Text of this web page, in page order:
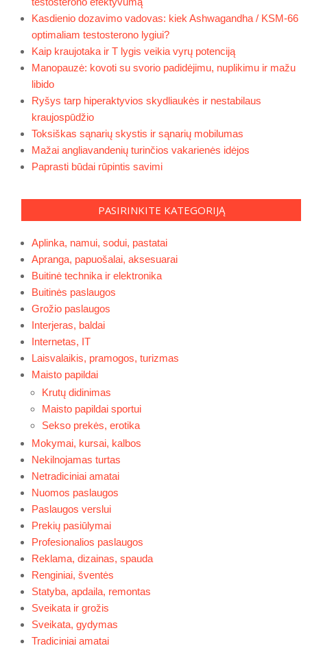
Kasdienio dozavimo vadovas: kiek Ashwagandha / KSM-66
optimaliam testosterono lygiui?
Kaip kraujotaka ir T lygis veikia vyrų potenciją
Manopauzė: kovoti su svorio padidėjimu, nuplikimu ir mažu
libido
Ryšys tarp hiperaktyvios skydliaukės ir nestabilaus
kraujospūdžio
Toksiškas sąnarių skystis ir sąnarių mobilumas
Mažai angliavandenių turinčios vakarienės idėjos
Paprasti būdai rūpintis savimi
PASIRINKITE KATEGORIJĄ
Aplinka, namui, sodui, pastatai
Apranga, papuošalai, aksesuarai
Buitinė technika ir elektronika
Buitinės paslaugos
Grožio paslaugos
Interjeras, baldai
Internetas, IT
Laisvalaikis, pramogos, turizmas
Maisto papildai
Krutų didinimas
Maisto papildai sportui
Sekso prekės, erotika
Mokymai, kursai, kalbos
Nekilnojamas turtas
Netradiciniai amatai
Nuomos paslaugos
Paslaugos verslui
Prekių pasiūlymai
Profesionalios paslaugos
Reklama, dizainas, spauda
Renginiai, šventės
Statyba, apdaila, remontas
Sveikata ir grožis
Sveikata, gydymas
Tradiciniai amatai